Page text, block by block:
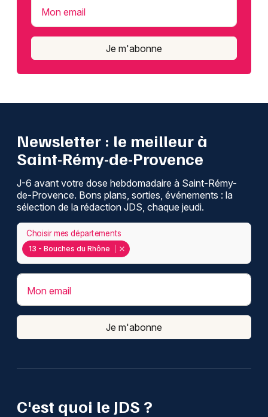
Mon email
Je m'abonne
C'est quoi le JDS ?
Newsletter : le meilleur à
Saint-Rémy-de-Provence
J-6 avant votre dose hebdomadaire à Saint-Rémy-
de-Provence. Bons plans, sorties, événements : la
sélection de la rédaction JDS, chaque jeudi.
13 - Bouches du Rhône
Choisir mes départements
Mon email
Je m'abonne